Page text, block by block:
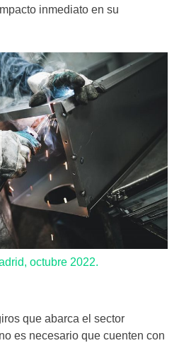
inmediato en su
octubre 2022.
que abarca el sector
es necesario que cuenten con